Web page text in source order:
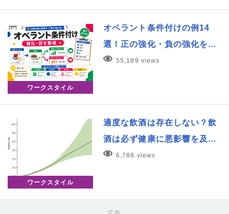
ワークスタイル
オペラント条件付けの例14
選！正の強化・負の強化を…
55,189 views
ワークスタイル
適度な飲酒は存在しない？飲
酒は必ず健康に悪影響を及…
6,788 views